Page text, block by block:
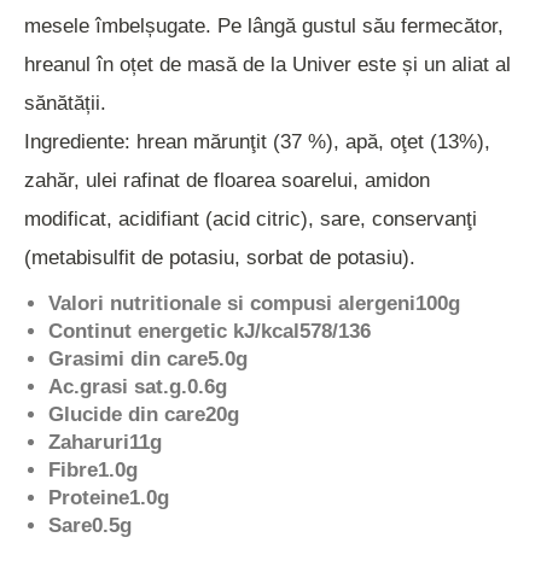
mesele îmbelșugate. Pe lângă gustul său fermecător,
hreanul în oțet de masă de la Univer este și un aliat al
sănătății.
Ingrediente: hrean mărunţit (37 %), apă, oţet (13%),
zahăr, ulei rafinat de floarea soarelui, amidon
modificat, acidifiant (acid citric), sare, conservanţi
(metabisulfit de potasiu, sorbat de potasiu).
Valori nutritionale si compusi alergeni100g
Continut energetic kJ/kcal578/136
Grasimi din care5.0g
Ac.grasi sat.g.0.6g
Glucide din care20g
Zaharuri11g
Fibre1.0g
Proteine1.0g
Sare0.5g